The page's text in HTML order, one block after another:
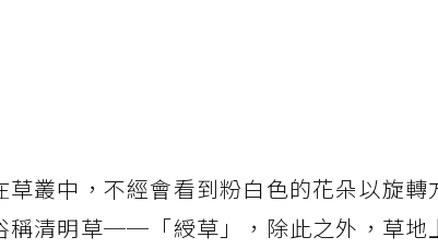
叢中，不經會看到粉白色的花朵以旋轉
稱清明草──「綬草」，除此之外，草地